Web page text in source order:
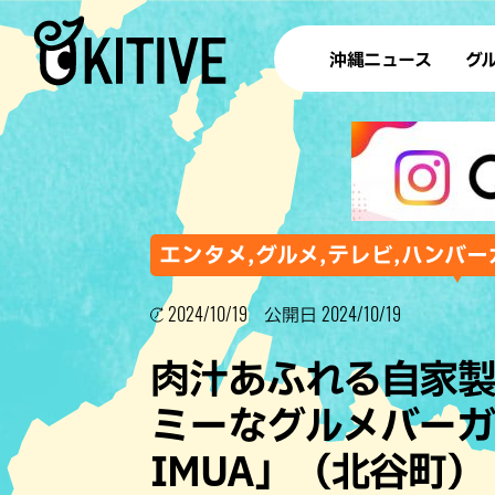
沖縄ニュース グ
ラ
テイ
すし
沖
洋食
ステー
その他
ブッフェ
エンタメ,グルメ,テレビ,ハンバ
2024/10/19 公開日 2024/10/19
肉汁あふれる自家
ミーなグルメバー
IMUA」（北谷町）